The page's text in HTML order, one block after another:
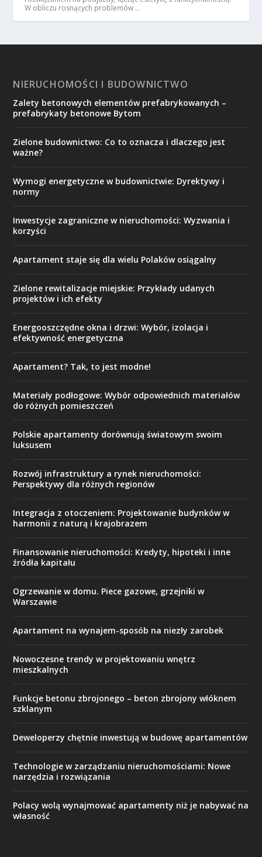
W obliczu rosnących problemów …
NIERUCHOMOŚCI I BUDOWNICTWO
Zalety betonowych elementów prefabrykowanych –
prefabrykaty betonowe Bytom
Zielone budownictwo: Co to oznacza i dlaczego jest
ważne?
Wymogi energetyczne w budownictwie: Dyrektywy i
normy
Inwestycje zagraniczne w nieruchomości: Wyzwania i
korzyści
Apartament staje się dla wielu Polaków osiągalny
Zielone rewitalizacje miejskie: Przykłady udanych
projektów i ich efekty
Energooszczędne okna i drzwi: Wybór, izolacja i
efektywność energetyczna
Apartament? Tak, to jest modne!
Materiały podłogowe: Wybór odpowiednich materiałów
do różnych pomieszczeń
Polskie apartamenty dorównują światowym swoim
luksusem
Rozwój infrastruktury a rynek nieruchomości:
Perspektywy dla różnych regionów
Integracja z otoczeniem: Projektowanie budynków w
harmonii z naturą i krajobrazem
Finansowanie nieruchomości: Kredyty, hipoteki i inne
źródła kapitału
Ogrzewanie w domu. Piece gazowe, grzejniki w
Warszawie
Apartament na wynajem-sposób na niezły zarobek
Nowoczesne trendy w projektowaniu wnętrz
mieszkalnych
Funkcje betonu zbrojonego – beton zbrojony włóknem
szklanym
Deweloperzy chętnie inwestują w budowę apartamentów
Technologie w zarządzaniu nieruchomościami: Nowe
narzędzia i rozwiązania
Polacy wolą wynajmować apartamenty niż je nabywać na
własność